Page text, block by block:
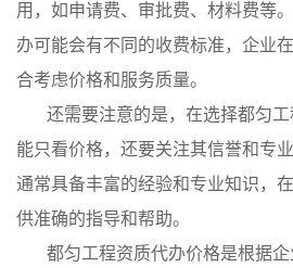
用，如申请费、审批费、材料费等
办可能会有不同的收费标准，企业
合考虑价格和服务质量。
还需要注意的是，在选择都匀
能只看价格，还要关注其信誉和专
通常具备丰富的经验和专业知识，
供准确的指导和帮助。
都匀工程资质代办价格是根据企